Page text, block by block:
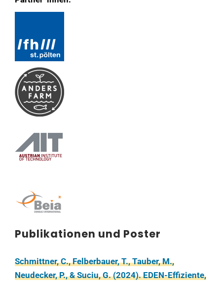
Publikationen und Poster
Schmittner, C., Felberbauer, T., Tauber, M.,
Neudecker, P., & Suciu, G. (2024). EDEN-Effiziente,